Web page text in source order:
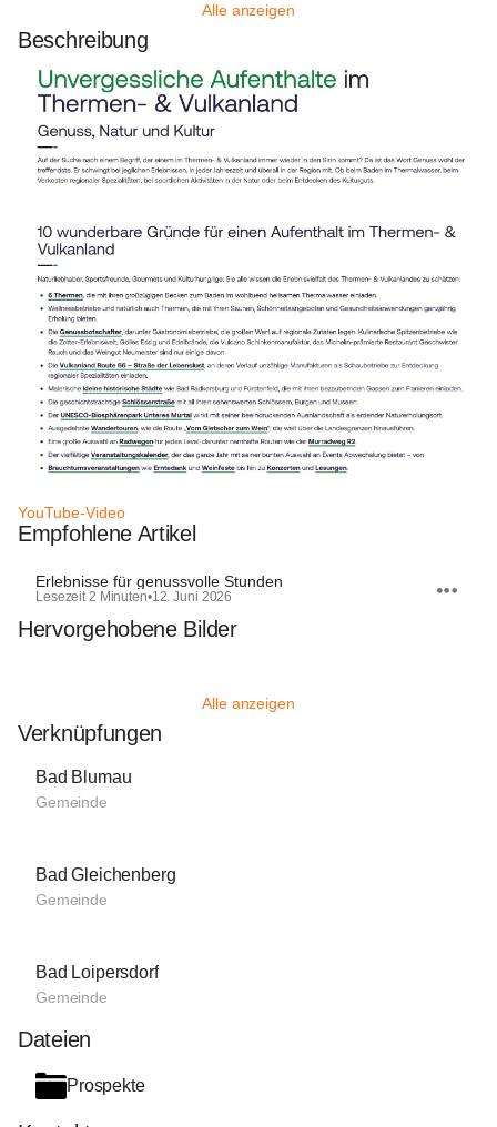
Alle anzeigen
Beschreibung
YouTube-Video
Empfohlene Artikel
Erlebnisse für genussvolle Stunden
Lesezeit 2 Minuten•12. Juni 2026
Hervorgehobene Bilder
Alle anzeigen
Verknüpfungen
Bad Blumau
Gemeinde
Bad Gleichenberg
Gemeinde
Bad Loipersdorf
Gemeinde
Dateien
Prospekte